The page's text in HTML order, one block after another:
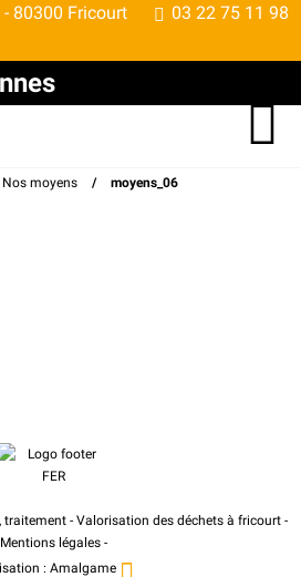
80300 Fricourt
03 22 75 11 98
Nos moyens / moyens_06
traitement - Valorisation des déchets à fricourt -
Mentions légales-
: Amalgame